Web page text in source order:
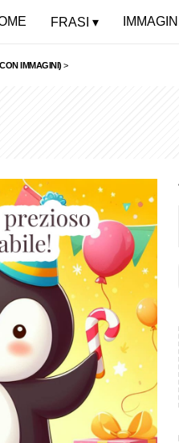
FRASI IMMAGINI
IMMAGINI) >